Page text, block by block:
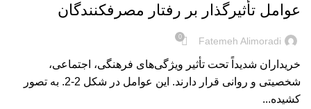
عوامل تأثیرگذار بر رفتار مصرفکنندگان
Fatemeh Alimoradi
0
خریداران شدیداً تحت تأثیر ویژگی‌های فرهنگی، اجتماعی،
شخصیتی و روانی قرار دارند. این عوامل در شكل 2-2. به تصور
كشیده...